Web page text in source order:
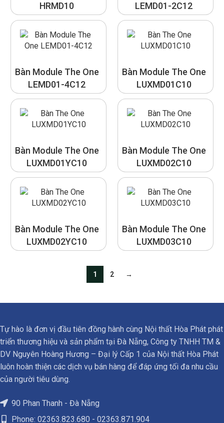
HRMD10
LEMD01-2C12
Bàn Module The One
LEMD01-4C12
Bàn Module The One
LUXMD01C10
Bàn Module The One
LUXMD01YC10
Bàn Module The One
LUXMD02C10
Bàn Module The One
LUXMD02YC10
Bàn Module The One
LUXMD03C10
1 2 →
Tự hào là đơn vị đầu tiên đồng hành cùng Nội thất Hòa Phát phát
triển thương hiệu và sản phẩm tại Đà Nẵng, Công ty TNHH TM &
DV Nguyên Hoàng Hương – Đại lý Cấp 1 của Nội thất Hòa Phát
luôn hoàn thiện các dịch vụ bán hàng để đáp ứng tối đa nhu cầu
của người tiêu dùng.
90 Phan Thanh - Đà Nẵng
Phone: 02363.823.680 - 02363.871.904